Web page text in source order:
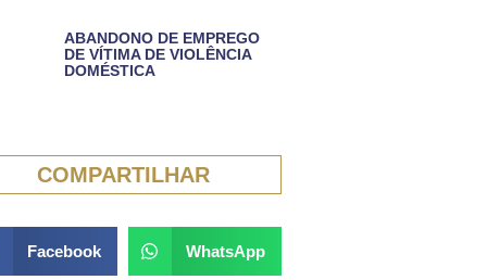
ABANDONO DE EMPREGO
DE VÍTIMA DE VIOLÊNCIA
DOMÉSTICA
COMPARTILHAR
Facebook WhatsApp